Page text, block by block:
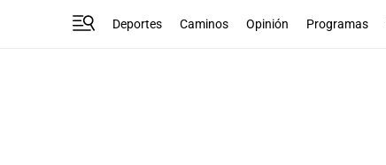
Deportes Caminos Opinión Programas